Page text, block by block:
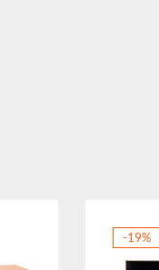
-19%